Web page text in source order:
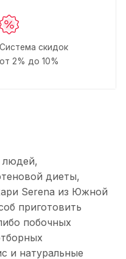
Система скидок
от 2% до 10%
людей,
диеты,
Serena из Южной
приготовить
побочных
и натуральные